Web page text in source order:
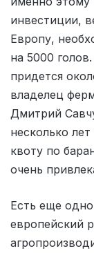
инвестиции,
Европу,
на 5000
придется
владелец
Дмитрий
несколько
квоту по
очень
Есть еще
европейский